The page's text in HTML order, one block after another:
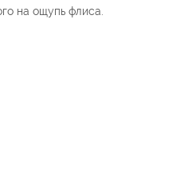
на ощупь флиса.